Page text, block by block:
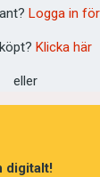
Logga in
Klicka här
eller
digitalt!